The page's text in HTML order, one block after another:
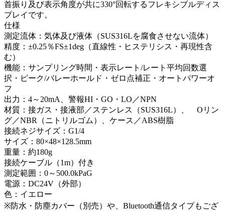
首振り及び表示角度が共に330°回転するフレキシブルディス
プレイです。
仕様
測定流体：気体及び液体（SUS316Lを腐食させない流体）
精度：±0.25％FS±1deg（直線性・ヒステリシス・再現性含
む）
機能：サンプリング時間・表示レート/レート平均回数選
択・ピーク/バレーホールド・ゼロ点補正・オートパワーオ
フ
出力：4～20mA、警報HI・GO・LO／NPN
材質：接ガス・接液部／ステンレス（SUS316L）、 Oリン
グ／NBR（ニトリルゴム）、ケース／ABS樹脂
接続ネジサイズ：G1/4
サイズ：80×48×128.5mm
重量：約180g
接続ケーブル（1m）付き
測定範囲：0～500.0kPaG
電源：DC24V（外部）
色：イエロー
※防水・防塵カバー（別売）や、Bluetooth通信タイプもござ